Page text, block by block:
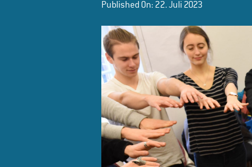
Published On: 22. Juli 2023